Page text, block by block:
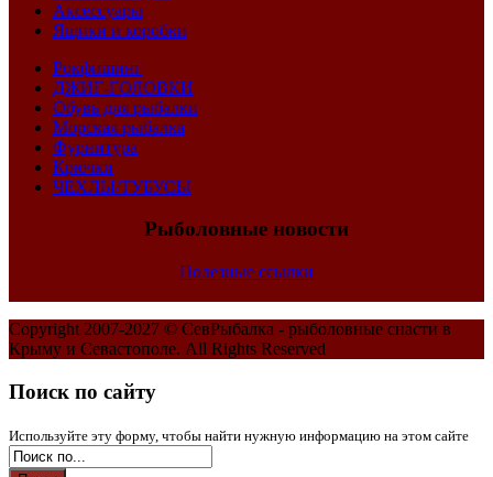
Аксессуары
Ящики и коробки
Рокфишинг
ДЖИГ-ГОЛОВКИ
Обувь для рыбалки
Морская рыбалка
Фурнитура
Крючки
ЧЕХЛЫ/ТУБУСЫ
Рыболовные новости
Полезные ссылки
Copyright 2007-2027 © СевРыбалка - рыболовные снасти в
Крыму и Севастополе. All Rights Reserved
Поиск по сайту
Используйте эту форму, чтобы найти нужную информацию на этом сайте